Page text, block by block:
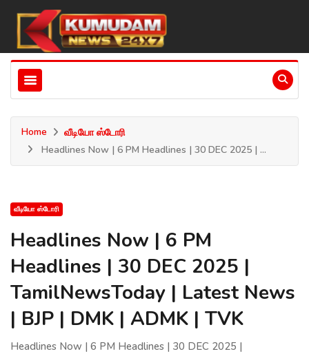
Home
வீடியோ ஸ்டோரி
Headlines Now | 6 PM Headlines | 30 DEC 2025 | ...
வீடியோ ஸ்டோரி
Headlines Now | 6 PM
Headlines | 30 DEC 2025 |
TamilNewsToday | Latest News
| BJP | DMK | ADMK | TVK
Headlines Now | 6 PM Headlines | 30 DEC 2025 |